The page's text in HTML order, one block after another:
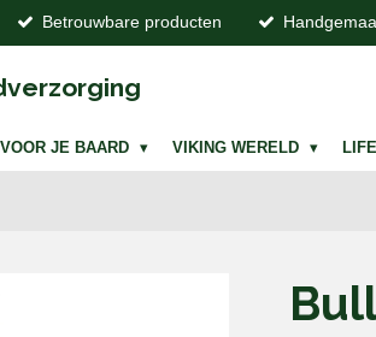
Betrouwbare producten
JE BAARD VIKING WERELD